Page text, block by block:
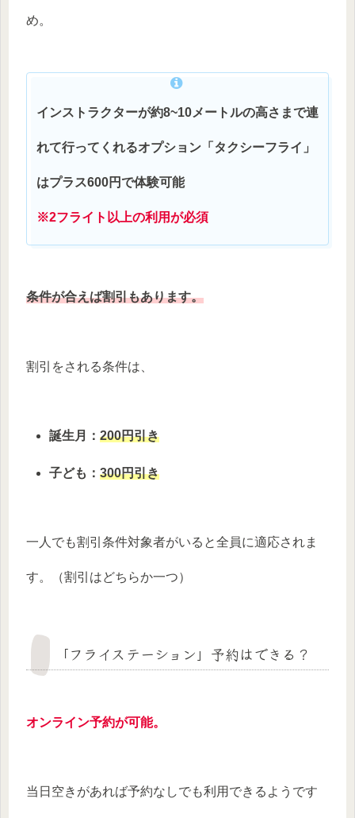
め。
インストラクターが約8~10メートルの高さまで連
れて行ってくれるオプション「タクシーフライ」
はプラス600円で体験可能
※2フライト以上の利用が必須
条件が合えば割引もあります。
割引をされる条件は、
誕生月：200円引き
子ども：300円引き
一人でも割引条件対象者がいると全員に適応されま
す。（割引はどちらか一つ）
「フライステーション」予約はできる？
オンライン予約が可能。
当日空きがあれば予約なしでも利用できるようです